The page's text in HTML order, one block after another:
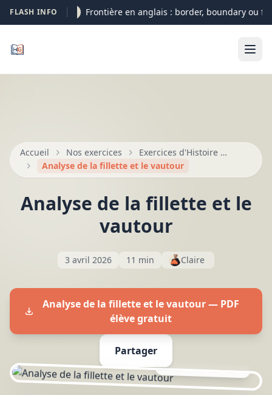
FLASH INFO09-08 Frontière en anglais : border, boundary ou
Accueil Nos exercices
Exercices d'Histoire — Seconde, Première, Terminale
Analyse de la fillette et le vautour
Analyse de la fillette et le
vautour
3 avril 2026 11 min Claire
Analyse de la fillette et le vautour — PDF
élève gratuit
Partager
FICHE DE RÉVISION